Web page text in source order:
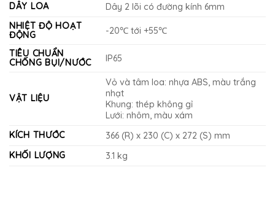
DÂY LOA
Dây 2 lõi có đường kính 6mm
NHIỆT ĐỘ HOẠT
ĐỘNG
-20℃ tới +55℃
TIÊU CHUẨN
CHỐNG BỤI/NƯỚC
IP65
VẬT LIỆU
Vỏ và tâm loa: nhựa ABS, màu trắng
nhạt
Khung: thép không gỉ
Lưới: nhôm, màu xám
KÍCH THƯỚC
366 (R) x 230 (C) x 272 (S) mm
KHỐI LƯỢNG
3.1 kg